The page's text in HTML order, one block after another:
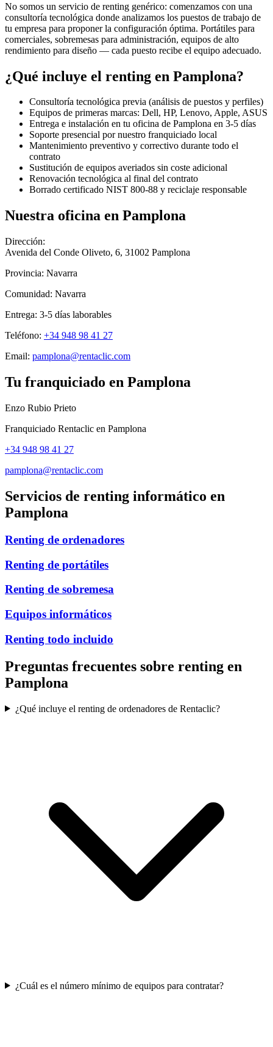
No somos un servicio de renting genérico: comenzamos con una
consultoría tecnológica donde analizamos los puestos de trabajo de
tu empresa para proponer la configuración óptima. Portátiles para
comerciales, sobremesas para administración, equipos de alto
rendimiento para diseño — cada puesto recibe el equipo adecuado.
¿Qué incluye el renting en Pamplona?
Consultoría tecnológica previa (análisis de puestos y perfiles)
Equipos de primeras marcas: Dell, HP, Lenovo, Apple, ASUS
Entrega e instalación en tu oficina de Pamplona en 3-5 días
Soporte presencial por nuestro franquiciado local
Mantenimiento preventivo y correctivo durante todo el
contrato
Sustitución de equipos averiados sin coste adicional
Renovación tecnológica al final del contrato
Borrado certificado NIST 800-88 y reciclaje responsable
Nuestra oficina en Pamplona
Dirección:
Avenida del Conde Oliveto, 6, 31002 Pamplona
Provincia: Navarra
Comunidad: Navarra
Entrega: 3-5 días laborables
Teléfono: +34 948 98 41 27
Email: pamplona@rentaclic.com
Tu franquiciado en Pamplona
Enzo Rubio Prieto
Franquiciado Rentaclic en Pamplona
+34 948 98 41 27
pamplona@rentaclic.com
Servicios de renting informático en
Pamplona
Renting de ordenadores
Renting de portátiles
Renting de sobremesa
Equipos informáticos
Renting todo incluido
Preguntas frecuentes sobre renting en
Pamplona
¿Qué incluye el renting de ordenadores de Rentaclic?
¿Cuál es el número mínimo de equipos para contratar?